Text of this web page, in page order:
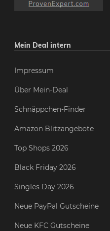
Mein Deal intern
Impressum
Über Mein-Deal
Schnäppchen-Finder
Amazon Blitzangebote
Top Shops 2026
Black Friday 2026
Singles Day 2026
Neue PayPal Gutscheine
Neue KFC Gutscheine